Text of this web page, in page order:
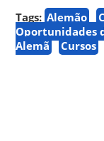
Tags: Alemão
Oportunidades
Alemã
Cursos